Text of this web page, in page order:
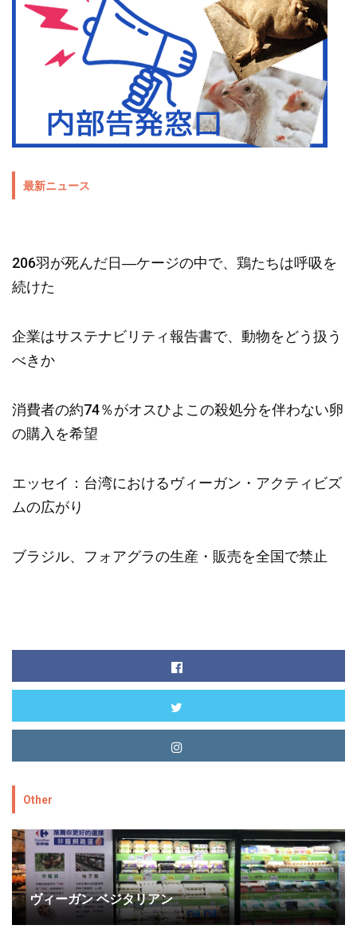
最新ニュース
206羽が死んだ日―ケージの中で、鶏たちは呼吸を
続けた
企業はサステナビリティ報告書で、動物をどう扱う
べきか
消費者の約74％がオスひよこの殺処分を伴わない卵
の購入を希望
エッセイ：台湾におけるヴィーガン・アクティビズ
ムの広がり
ブラジル、フォアグラの生産・販売を全国で禁止
Other
ヴィーガン ベジタリアン